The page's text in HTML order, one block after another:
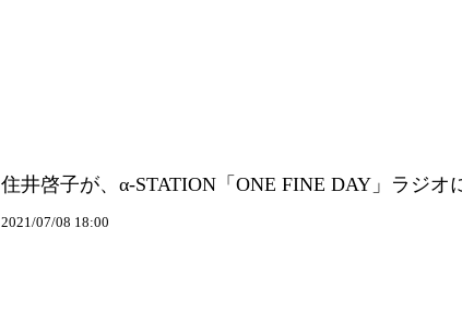
住井啓子が、α-STATION「ONE FINE DAY」ラジオ
2021/07/08 18:00